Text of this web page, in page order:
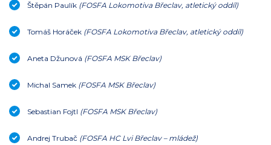
Štěpán Paulík (FOSFA Lokomotiva Břeclav, atletický oddíl)
Tomáš Horáček (FOSFA Lokomotiva Břeclav, atletický oddíl)
Aneta Džunová (FOSFA MSK Břeclav)
Michal Samek (FOSFA MSK Břeclav)
Sebastian Fojtl (FOSFA MSK Břeclav)
Andrej Trubač (FOSFA HC Lvi Břeclav – mládež)